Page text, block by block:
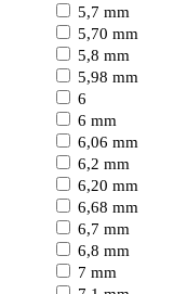
5,7 mm
5,70 mm
5,8 mm
5,98 mm
6
6 mm
6,06 mm
6,2 mm
6,20 mm
6,68 mm
6,7 mm
6,8 mm
7 mm